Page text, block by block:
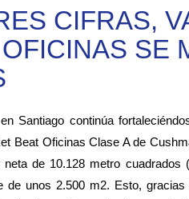
CIFRAS,
SE
Santiago continúa
Beat Oficinas Clase A de
de 10.128 metro
de unos 2.500 m2. Esto,